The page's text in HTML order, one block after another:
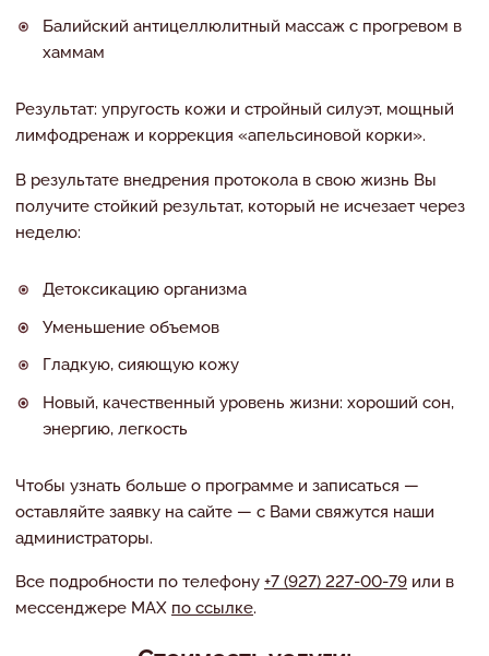
Балийский антицеллюлитный массаж с прогревом в
хаммам
Результат: упругость кожи и стройный силуэт, мощный
лимфодренаж и коррекция «апельсиновой корки».
В результате внедрения протокола в свою жизнь Вы
получите стойкий результат, который не исчезает через
неделю:
Детоксикацию организма
Уменьшение объемов
Гладкую, сияющую кожу
Новый, качественный уровень жизни: хороший сон,
энергию, легкость
Чтобы узнать больше о программе и записаться —
оставляйте заявку на сайте — с Вами свяжутся наши
администраторы.
Все подробности по телефону +7 (927) 227-00-79 или в
мессенджере МAX по ссылке.